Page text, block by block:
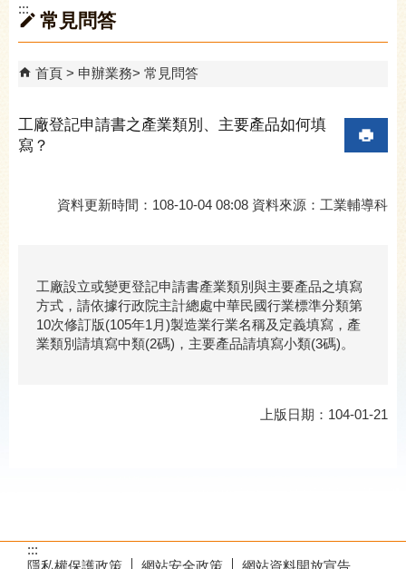
:::
常見問答
首頁 申辦業務 常見問答
工廠登記申請書之產業類別、主要產品如何填
寫？
資料更新時間：108-10-04 08:08 資料來源：工業輔導科
工廠設立或變更登記申請書產業類別與主要產品之填寫
方式，請依據行政院主計總處中華民國行業標準分類第
10次修訂版(105年1月)製造業行業名稱及定義填寫，產
業類別請填寫中類(2碼)，主要產品請填寫小類(3碼)。
上版日期：104-01-21
:::